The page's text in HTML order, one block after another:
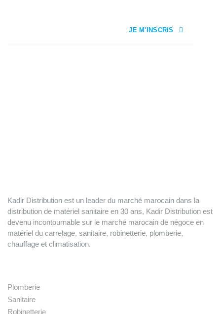
JE M'INSCRIS
Kadir Distribution est un leader du marché marocain dans la
distribution de matériel sanitaire en 30 ans, Kadir Distribution est
devenu incontournable sur le marché marocain de négoce en
matériel du carrelage, sanitaire, robinetterie, plomberie,
chauffage et climatisation.
Plomberie
Sanitaire
Robinetterie